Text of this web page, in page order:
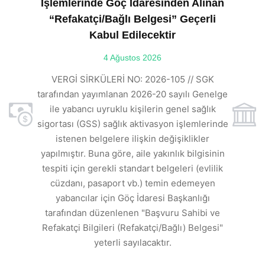
İşlemlerinde Göç İdaresinden Alınan
“Refakatçi/Bağlı Belgesi” Geçerli
Kabul Edilecektir
4 Ağustos 2026
VERGİ SİRKÜLERİ NO: 2026-105 // SGK
tarafından yayımlanan 2026-20 sayılı Genelge
ile yabancı uyruklu kişilerin genel sağlık
sigortası (GSS) sağlık aktivasyon işlemlerinde
istenen belgelere ilişkin değişiklikler
yapılmıştır. Buna göre, aile yakınlık bilgisinin
tespiti için gerekli standart belgeleri (evlilik
cüzdanı, pasaport vb.) temin edemeyen
yabancılar için Göç İdaresi Başkanlığı
tarafından düzenlenen "Başvuru Sahibi ve
Refakatçi Bilgileri (Refakatçi/Bağlı) Belgesi"
yeterli sayılacaktır.